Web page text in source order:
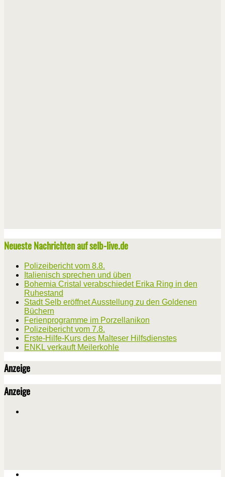
Neueste Nachrichten auf selb-live.de
Polizeibericht vom 8.8.
Italienisch sprechen und üben
Bohemia Cristal verabschiedet Erika Ring in den
Ruhestand
Stadt Selb eröffnet Ausstellung zu den Goldenen
Büchern
Ferienprogramme im Porzellanikon
Polizeibericht vom 7.8.
Erste-Hilfe-Kurs des Malteser Hilfsdienstes
ENKL verkauft Meilerkohle
Anzeige
Anzeige